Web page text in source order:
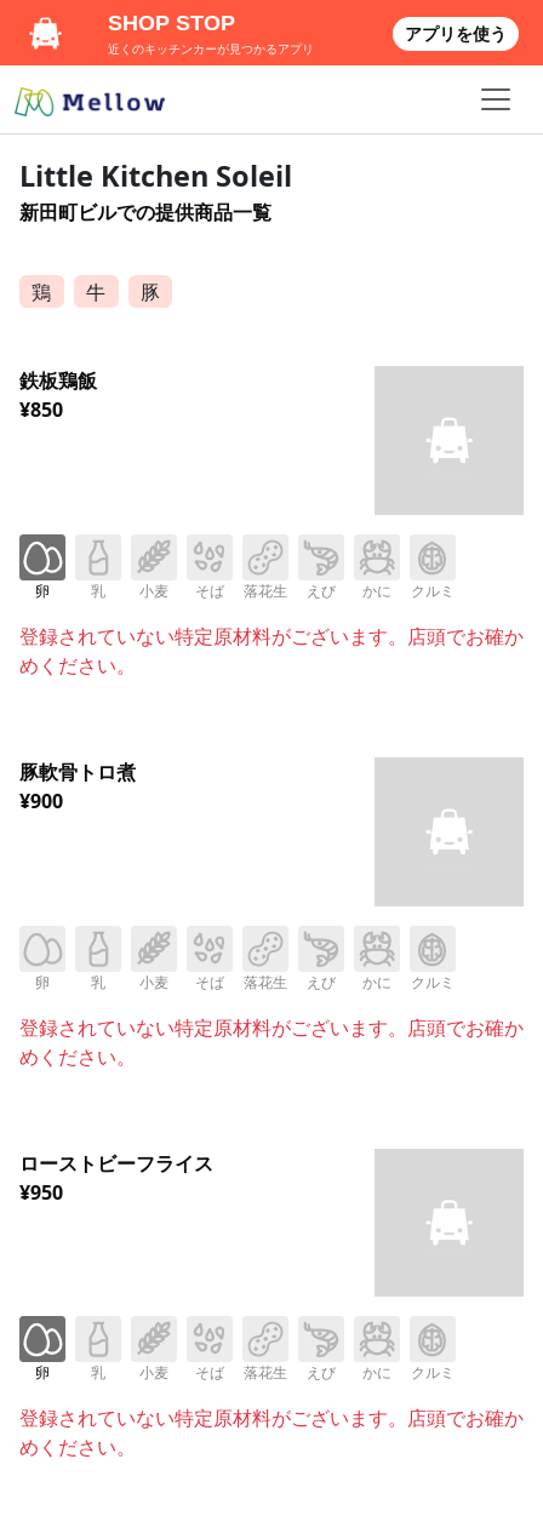
Little Kitchen Soleil
新田町ビルでの提供商品一覧
鶏 牛 豚
鉄板鶏飯
¥850
卵 乳 小麦 そば 落花生 えび かに クルミ
登録されていない特定原材料がございます。店頭でお確か
めください。
豚軟骨トロ煮
¥900
卵 乳 小麦 そば 落花生 えび かに クルミ
登録されていない特定原材料がございます。店頭でお確か
めください。
ローストビーフライス
¥950
卵 乳 小麦 そば 落花生 えび かに クルミ
登録されていない特定原材料がございます。店頭でお確か
めください。
SHOP STOP
近くのキッチンカーが見つかるアプリ
アプリを使う